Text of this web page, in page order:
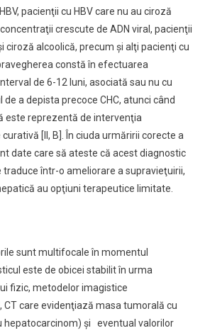
pacienţii cu HBV care nu au ciroză
crescute de ADN viral, pacienţii
ciroză alcoolică, precum şi alţi pacienţi cu
constă în efectuarea
de 6-12 luni, asociată sau nu cu
de a depista precoce CHC, atunci când
este reprezentă de intervenţia
[II, B]. În ciuda urmăririi corecte a
date care să ateste că acest diagnostic
traduce într-o ameliorare a supravieţuirii,
au opţiuni terapeutice limitate.
sunt multifocale în momentul
este de obicei stabilit în urma
fizic, metodelor imagistice
CT care evidenţiază masa tumorală cu
hepatocarcinom) şi eventual valorilor